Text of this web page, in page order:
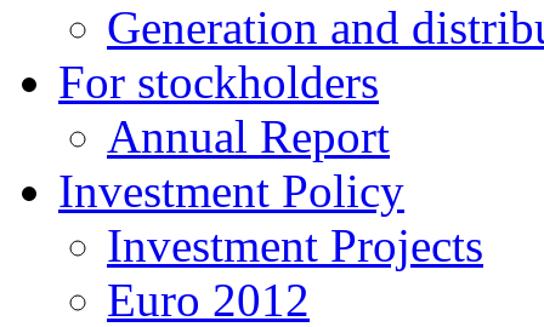
Generation and
For stockholders
Annual Report
Investment Policy
Investment Projects
Euro 2012